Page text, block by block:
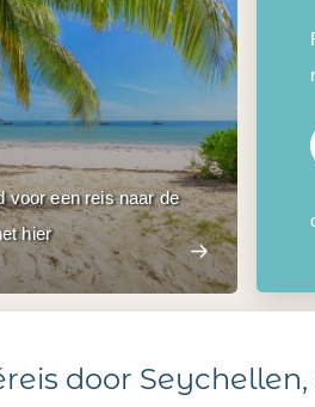
voor een reis naar de
hier
door